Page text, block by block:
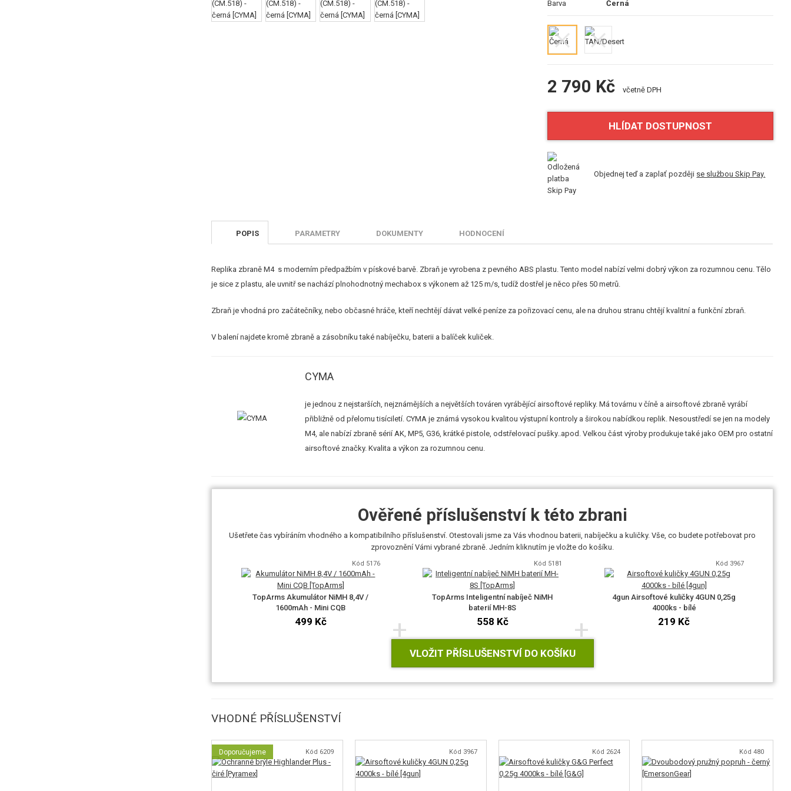
Barva
Černá
2 790 Kč včetně DPH
HLÍDAT DOSTUPNOST
Objednej teď a zaplať později se službou Skip Pay.
POPIS PARAMETRY DOKUMENTY HODNOCENÍ
Replika zbraně M4 s moderním předpažbím v pískové barvě. Zbraň je vyrobena z pevného ABS plastu. Tento model nabízí velmi dobrý výkon za rozumnou cenu. Tělo
je sice z plastu, ale uvnitř se nachází plnohodnotný mechabox s výkonem až 125 m/s, tudíž dostřel je něco přes 50 metrů.
Zbraň je vhodná pro začátečníky, nebo občasné hráče, kteří nechtějí dávat velké peníze za pořizovací cenu, ale na druhou stranu chtějí kvalitní a funkční zbraň.
V balení najdete kromě zbraně a zásobníku také nabíječku, baterii a balíček kuliček.
CYMA
je jednou z nejstarších, nejznámějších a největších továren vyrábějící airsoftové repliky. Má továrnu v číně a airsoftové zbraně vyrábí
přibližně od přelomu tisíciletí. CYMA je známá vysokou kvalitou výstupní kontroly a širokou nabídkou replik. Nesoustředí se jen na modely
M4, ale nabízí zbraně sérií AK, MP5, G36, krátké pistole, odstřelovací pušky..apod. Velkou část výroby produkuje také jako OEM pro ostatní
airsoftové značky. Kvalita a výkon za rozumnou cenu.
Ověřené příslušenství k této zbrani
Ušetřete čas vybíráním vhodného a kompatibilního příslušenství. Otestovali jsme za Vás vhodnou baterii, nabíječku a kuličky. Vše, co budete potřebovat pro
zprovoznění Vámi vybrané zbraně. Jedním kliknutím je vložte do košíku.
Kód 5176
TopArms Akumulátor NiMH 8,4V /
1600mAh - Mini CQB
499 Kč +
Kód 5181
TopArms Inteligentní nabíječ NiMH
baterií MH-8S
558 Kč +
Kód 3967
4gun Airsoftové kuličky 4GUN 0,25g
4000ks - bílé
219 Kč
VLOŽIT PŘÍSLUŠENSTVÍ DO KOŠÍKU
VHODNÉ PŘÍSLUŠENSTVÍ
Doporučujeme Kód 6209 Kód 3967 Kód 2624 Kód 480